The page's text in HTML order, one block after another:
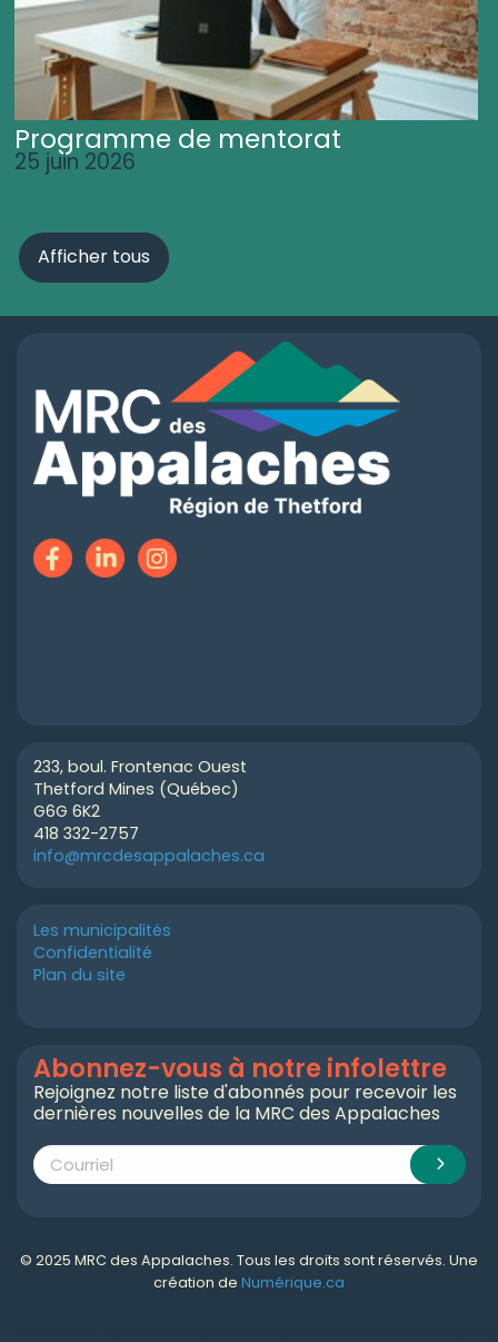
Programme de mentorat
25 juin 2026
Afficher tous
233, boul. Frontenac Ouest
Thetford Mines (Québec)
G6G 6K2
418 332-2757
info@mrcdesappalaches.ca
Les municipalités
Confidentialité
Plan du site
Abonnez-vous à notre infolettre
Rejoignez notre liste d'abonnés pour recevoir les
dernières nouvelles de la MRC des Appalaches
© 2025 MRC des Appalaches. Tous les droits sont réservés. Une
création de Numérique.ca